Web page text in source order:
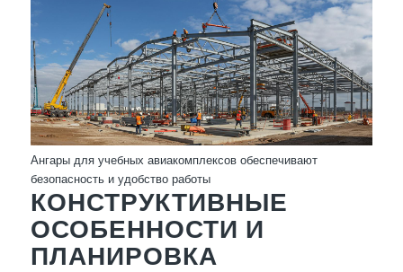
Ангары для учебных авиакомплексов обеспечивают
безопасность и удобство работы
КОНСТРУКТИВНЫЕ
ОСОБЕННОСТИ И
ПЛАНИРОВКА